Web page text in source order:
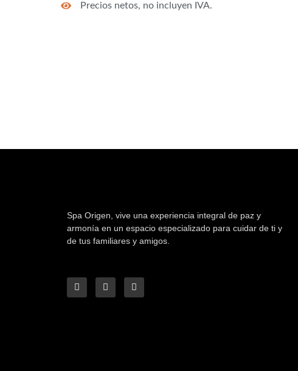
Precios netos, no incluyen IVA.
Spa Origen, vive una experiencia integral de paz y
armonía en un espacio especializado para cuidar de ti y
de tus familiares y amigos.